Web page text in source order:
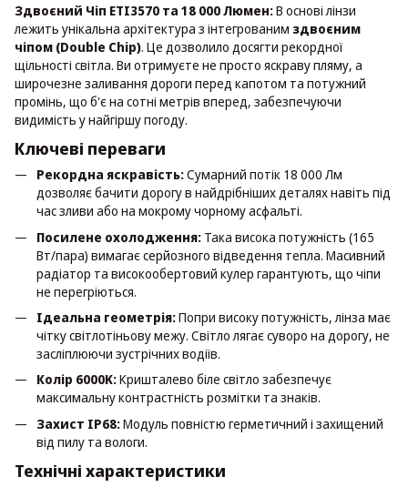
Здвоєний Чіп ETI3570 та 18 000 Люмен:В основі лінзи
лежить унікальна архітектура з інтегрованим здвоєним
чіпом (Double Chip). Це дозволило досягти рекордної
щільності світла. Ви отримуєте не просто яскраву пляму, а
широчезне заливання дороги перед капотом та потужний
промінь, що б'є на сотні метрів вперед, забезпечуючи
видимість у найгіршу погоду.
Ключеві переваги
Рекордна яскравість:Сумарний потік 18 000 Лм
дозволяє бачити дорогу в найдрібніших деталях навіть під
час зливи або на мокрому чорному асфальті.
Посилене охолодження: Така висока потужність (165
Вт/пара) вимагає серйозного відведення тепла. Масивний
радіатор та високообертовий кулер гарантують, що чіпи
не перегріються.
Ідеальна геометрія:Попри високу потужність, лінза має
чітку світлотіньову межу. Світло лягає суворо на дорогу, не
засліплюючи зустрічних водіїв.
Колір 6000K:Кришталево біле світло забезпечує
максимальну контрастність розмітки та знаків.
Захист IP68:Модуль повністю герметичний і захищений
від пилу та вологи.
Технічні характеристики